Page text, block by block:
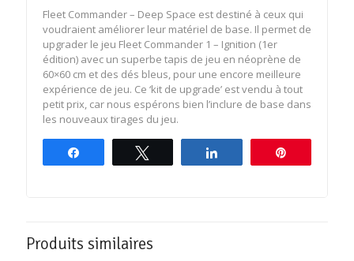
Fleet Commander – Deep Space est destiné à ceux qui
voudraient améliorer leur matériel de base. Il permet de
upgrader le jeu Fleet Commander 1 – Ignition (1er
édition) avec un superbe tapis de jeu en néoprène de
60×60 cm et des dés bleus, pour une encore meilleure
expérience de jeu. Ce ‘kit de upgrade’ est vendu à tout
petit prix, car nous espérons bien l’inclure de base dans
les nouveaux tirages du jeu.
Produits similaires